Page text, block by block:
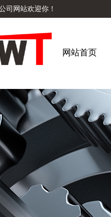
司网站欢迎你！
网站首页